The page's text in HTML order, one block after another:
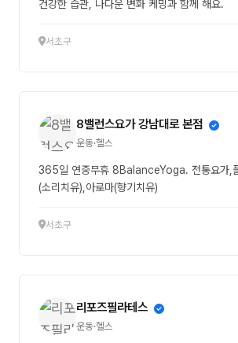
건강한 습관, 나다운 변화 케밍과 함께 해요.
서초구
8밸런스요가 강남대로 본점
운동·헬스
365일 연중무휴 8BalanceYoga. 전통요가,
(소리치유),아로마(향기치유)
서초구
리포즈필라테스
운동·헬스